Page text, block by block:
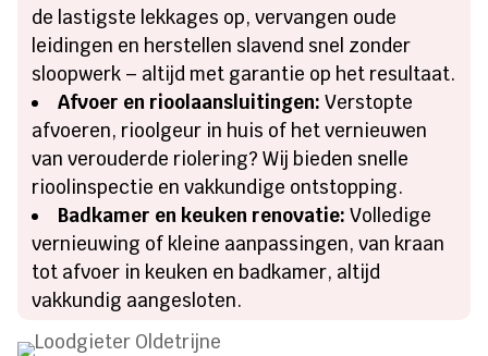
de lastigste lekkages op, vervangen oude
leidingen en herstellen slavend snel zonder
sloopwerk – altijd met garantie op het resultaat.
Afvoer en rioolaansluitingen: Verstopte
afvoeren, rioolgeur in huis of het vernieuwen
van verouderde riolering? Wij bieden snelle
rioolinspectie en vakkundige ontstopping.
Badkamer en keuken renovatie: Volledige
vernieuwing of kleine aanpassingen, van kraan
tot afvoer in keuken en badkamer, altijd
vakkundig aangesloten.